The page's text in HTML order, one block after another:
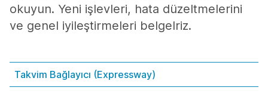
okuyun. Yeni işlevleri, hata düzeltmelerini
ve genel iyileştirmeleri belgelriz.
Takvim Bağlayıcı (Expressway)